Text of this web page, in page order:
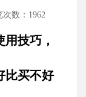
次数：1962
技巧，
比买不好